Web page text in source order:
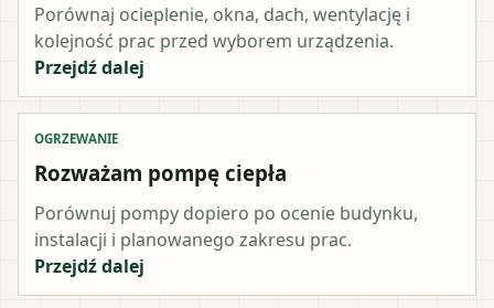
Porównaj ocieplenie, okna, dach, wentylację i
kolejność prac przed wyborem urządzenia.
Przejdź dalej
OGRZEWANIE
Rozważam pompę ciepła
Porównuj pompy dopiero po ocenie budynku,
instalacji i planowanego zakresu prac.
Przejdź dalej